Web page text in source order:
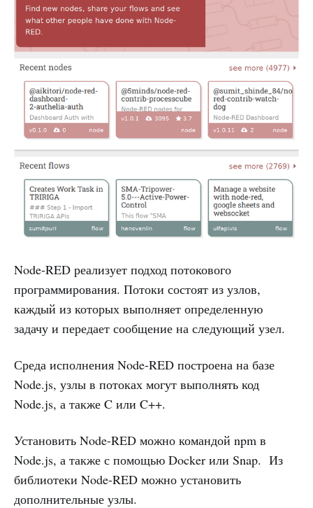
Node-RED реализует подход потокового
программирования. Потоки состоят из узлов,
каждый из которых выполняет определенную
задачу и передает сообщение на следующий узел.
Среда исполнения Node-RED построена на базе
Node.js, узлы в потоках могут выполнять код
Node.js, а также C или C++.
Установить Node-RED можно командой npm в
Node.js, а также с помощью Docker или Snap. Из
библиотеки Node-RED можно установить
дополнительные узлы.